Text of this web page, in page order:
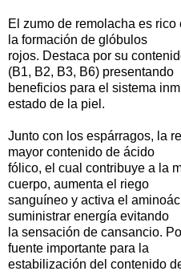
El zumo de remolacha es
la formación de glóbulos
rojos. Destaca por su
(B1, B2, B3, B6) presentando
beneficios para el sistema
estado de la piel.
Junto con los espárragos, la
mayor contenido de ácido
fólico, el cual contribuye a la
cuerpo, aumenta el riego
sanguíneo y activa el
suministrar energía evitando
la sensación de cansancio.
fuente importante para la
estabilización del contenido